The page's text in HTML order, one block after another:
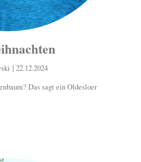
| 22.12.2024
Das sagt ein Oldesloer